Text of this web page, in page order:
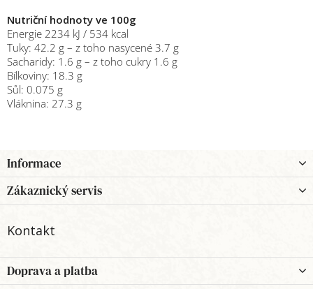
Nutriční hodnoty ve 100g
Energie 2234 kJ / 534 kcal
Tuky: 42.2 g – z toho nasycené 3.7 g
Sacharidy: 1.6 g – z toho cukry 1.6 g
Bílkoviny: 18.3 g
Sůl: 0.075 g
Vláknina: 27.3 g
á
p
a
Informace
Zákaznický servis
Kontakt
Doprava a platba